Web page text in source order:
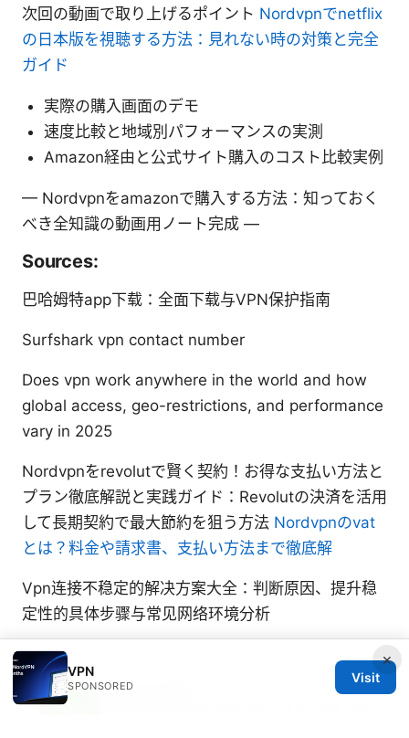
次回の動画で取り上げるポイント Nordvpnでnetflix
の日本版を視聴する方法：見れない時の対策と完全
ガイド
実際の購入画面のデモ
速度比較と地域別パフォーマンスの実測
Amazon経由と公式サイト購入のコスト比較実例
— Nordvpnをamazonで購入する方法：知っておく
べき全知識の動画用ノート完成 —
Sources:
巴哈姆特app下载：全面下载与VPN保护指南
Surfshark vpn contact number
Does vpn work anywhere in the world and how
global access, geo-restrictions, and performance
vary in 2025
Nordvpnをrevolutで賢く契約！お得な支払い方法と
プラン徹底解説と実践ガイド：Revolutの決済を活用
して長期契約で最大節約を狙う方法 Nordvpnのvat
とは？料金や請求書、支払い方法まで徹底解
Vpn连接不稳定的解决方案大全：判断原因、提升稳
定性的具体步骤与常见网络环境分析
Soraya Uddin
×
VPN
SPONSORED
Visit